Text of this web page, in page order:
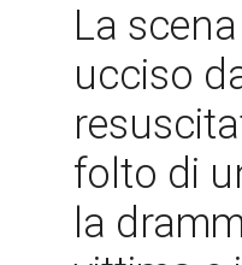
La
ucciso
folto di
la